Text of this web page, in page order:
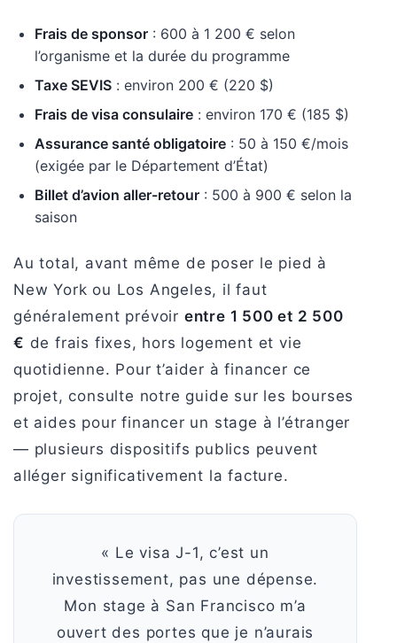
Frais de sponsor : 600 à 1 200 € selon
l’organisme et la durée du programme
Taxe SEVIS : environ 200 € (220 $)
Frais de visa consulaire : environ 170 € (185 $)
Assurance santé obligatoire : 50 à 150 €/mois
(exigée par le Département d’État)
Billet d’avion aller-retour : 500 à 900 € selon la
saison
Au total, avant même de poser le pied à
New York ou Los Angeles, il faut
généralement prévoir entre 1 500 et 2 500
€ de frais fixes, hors logement et vie
quotidienne. Pour t’aider à financer ce
projet, consulte notre guide sur les bourses
et aides pour financer un stage à l’étranger
— plusieurs dispositifs publics peuvent
alléger significativement la facture.
« Le visa J-1, c’est un
investissement, pas une dépense.
Mon stage à San Francisco m’a
ouvert des portes que je n’aurais